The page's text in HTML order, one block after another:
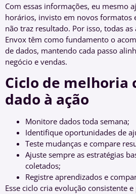
Com essas informações, eu mesmo
horários, invisto em novos formatos
não traz resultado. Por isso, todas as
Envox têm como fundamento o
de dados, mantendo cada passo
negócio e vendas.
Ciclo de melhoria
dado à ação
Monitore dados toda semana;
Identifique oportunidades de
Teste mudanças e compare
Ajuste sempre as estratégias
coletados;
Registre aprendizados e
Esse ciclo cria evolução consistente